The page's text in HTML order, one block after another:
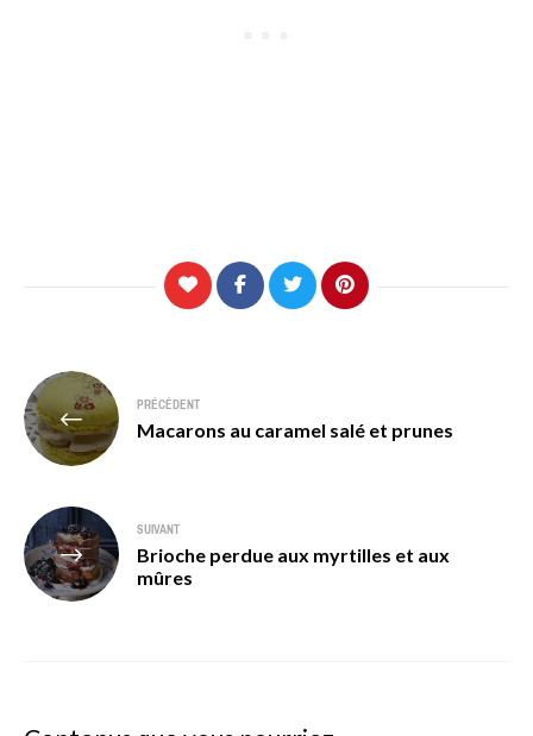
Navigation
de
l’article
PRÉCÉDENT
Macarons au caramel salé et prunes
SUIVANT
Brioche perdue aux myrtilles et aux
mûres